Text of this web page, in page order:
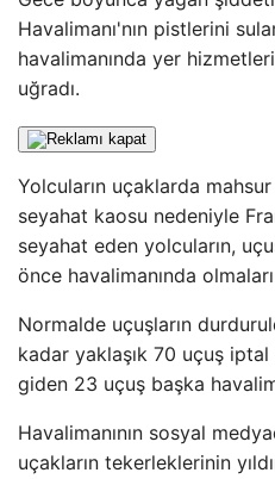
Havalimanı'nın pistlerini
havalimanında yer
uğradı.
Yolcuların uçaklarda
seyahat kaosu nedeniyle
seyahat eden yolcuların,
önce havalimanında
Normalde uçuşların
kadar yaklaşık 70 uçuş
giden 23 uçuş başka
Havalimanının sosyal
uçakların tekerleklerinin